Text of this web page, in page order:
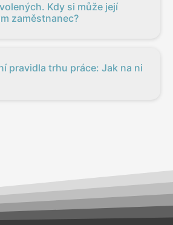
Kdy si může její
zaměstnanec?
pravidla trhu práce: Jak na ni